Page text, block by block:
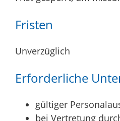
Fristen
Unverzüglich
Erforderliche
gültiger
bei Vertretung